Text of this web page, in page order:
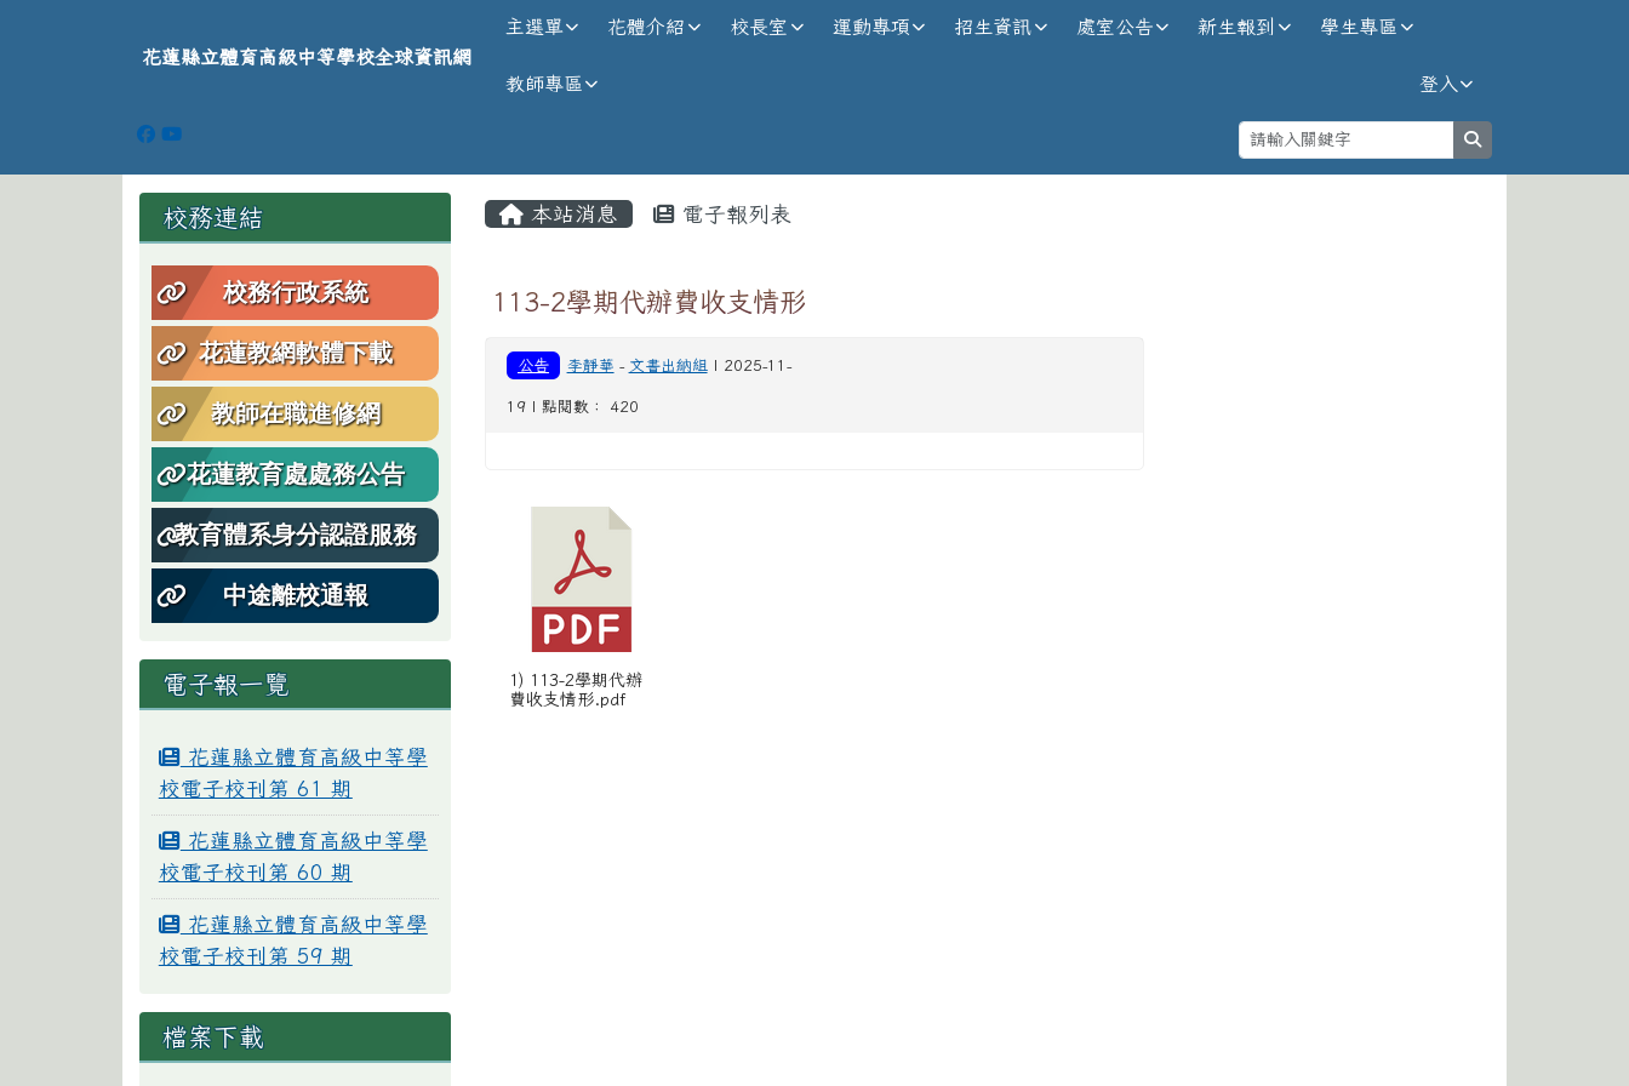
花蓮縣立體育高級中等學校全球資訊網
花蓮縣立體育高級中等學校全球資訊網
主選單 花體介紹 校長室 運動專項 招生資訊 處室公告 新生報到 學生專區
教師專區 登入
左邊區域內容
校務連結
校務行政系統
花蓮教網軟體下載
教師在職進修網
花蓮教育處處務公告
教育體系身分認證服務
中途離校通報
電子報一覽
花蓮縣立體育高級中等學
校電子校刊第 61 期
花蓮縣立體育高級中等學
校電子校刊第 60 期
花蓮縣立體育高級中等學
校電子校刊第 59 期
檔案下載
主內容區域
本站消息 電子報列表
113-2學期代辦費收支情形
公告 李靜華 - 文書出納組 | 2025-11-
19 | 點閱數： 420
1) 113-2學期代辦
費收支情形.pdf
頁尾區域